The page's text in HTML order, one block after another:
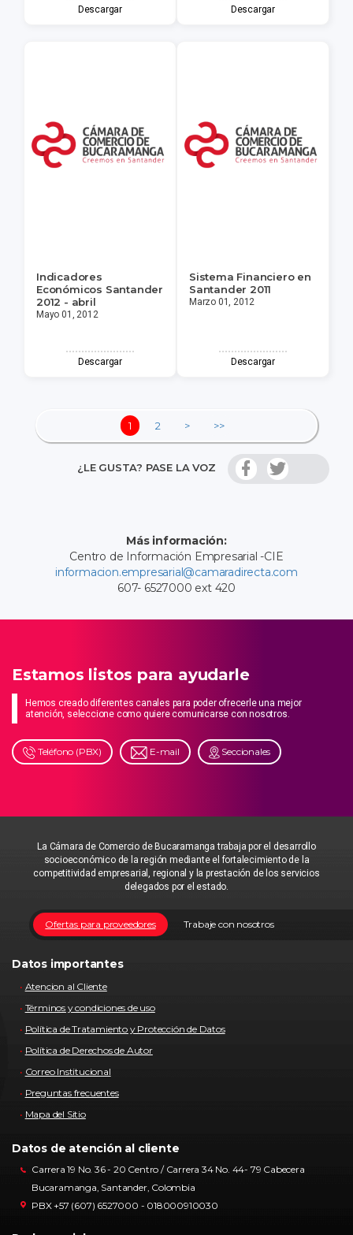
Descargar Descargar
Indicadores
Económicos Santander
2012 - abril
Mayo 01, 2012
Descargar
Sistema Financiero en
Santander 2011
Marzo 01, 2012
Descargar
1 2 > >>
¿LE GUSTA? PASE LA VOZ
Más información:
Centro de Información Empresarial -CIE
informacion.empresarial@camaradirecta.com
607- 6527000 ext 420
Estamos listos para ayudarle
Hemos creado diferentes canales para poder ofrecerle una mejor
atención, seleccione como quiere comunicarse con nosotros.
Teléfono (PBX) E-mail Seccionales
La Cámara de Comercio de Bucaramanga trabaja por el desarrollo
socioeconómico de la región mediante el fortalecimiento de la
competitividad empresarial, regional y la prestación de los servicios
delegados por el estado.
Trabaje con nosotros
Ofertas para proveedores
Datos importantes
Atencion al Cliente
Términos y condiciones de uso
Política de Tratamiento y Protección de Datos
Política de Derechos de Autor
Correo Institucional
Preguntas frecuentes
Mapa del Sitio
Datos de atención al cliente
Carrera 19 No. 36 - 20 Centro / Carrera 34 No. 44- 79 Cabecera
Bucaramanga, Santander, Colombia
PBX +57 (607) 6527000 - 018000910030